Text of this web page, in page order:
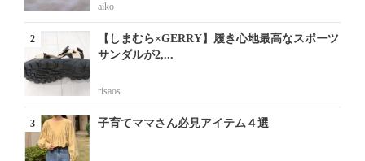
aiko
【しまむら×GERRY】履き心地最高なスポーツ
サンダルが2,...
risaos
子育てママさん必見アイテム４選